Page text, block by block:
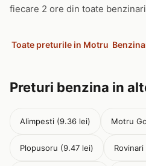
fiecare 2 ore din toate
Toate preturile in Motru
Preturi benzina in
Alimpesti (9.36 lei) Motru
Plopusoru (9.47 lei)